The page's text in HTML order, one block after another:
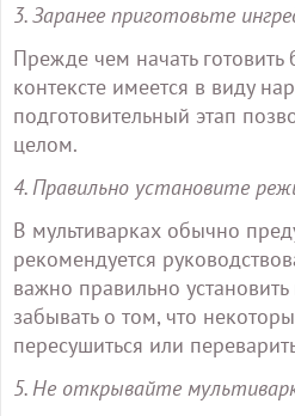
3. Заранее приготовьте
Прежде чем начать
контексте имеется в виду
подготовительный этап
целом.
4. Правильно установите
В мультиварках обычно
рекомендуется
важно правильно
забывать о том, что
пересушиться или
5. Не открывайте